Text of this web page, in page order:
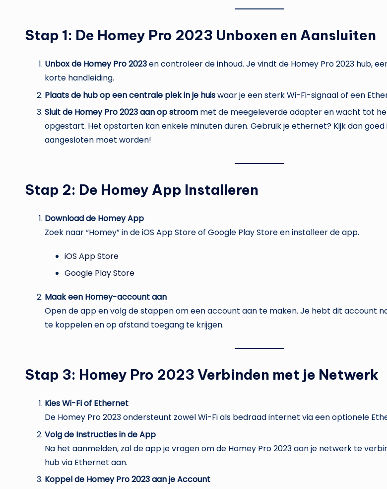
Stap 1: De Homey Pro 2023 Unboxen en Aansluiten
Unbox de Homey Pro 2023en controleer de inhoud. Je vindt de Homey Pro 2023 hub,
korte handleiding.
Plaats de hub op een centrale plek in je huiswaar je een sterk Wi-Fi-signaal of een
Sluit de Homey Pro 2023 aan op stroom met de meegeleverde adapter en wacht tot
opgestart. Het opstarten kan enkele minuten duren. Gebruik je ethernet? Kijk dan goed
aangesloten moet worden!
Stap 2: De Homey App Installeren
Download de Homey App
Zoek naar “Homey” in de iOS App Store of Google Play Store en installeer de app.
iOS App Store
Google Play Store
Maak een Homey-account aan
Open de app en volg de stappen om een account aan te maken. Je hebt dit account
te koppelen en op afstand toegang te krijgen.
Stap 3: Homey Pro 2023 Verbinden met je Netwerk
Kies Wi-Fi of Ethernet
De Homey Pro 2023 ondersteunt zowel Wi-Fi als bedraad internet via een optionele
Volg de Instructies in de App
Na het aanmelden, zal de app je vragen om de Homey Pro 2023 aan je netwerk te
hub via Ethernet aan.
Koppel de Homey Pro 2023 aan je Account